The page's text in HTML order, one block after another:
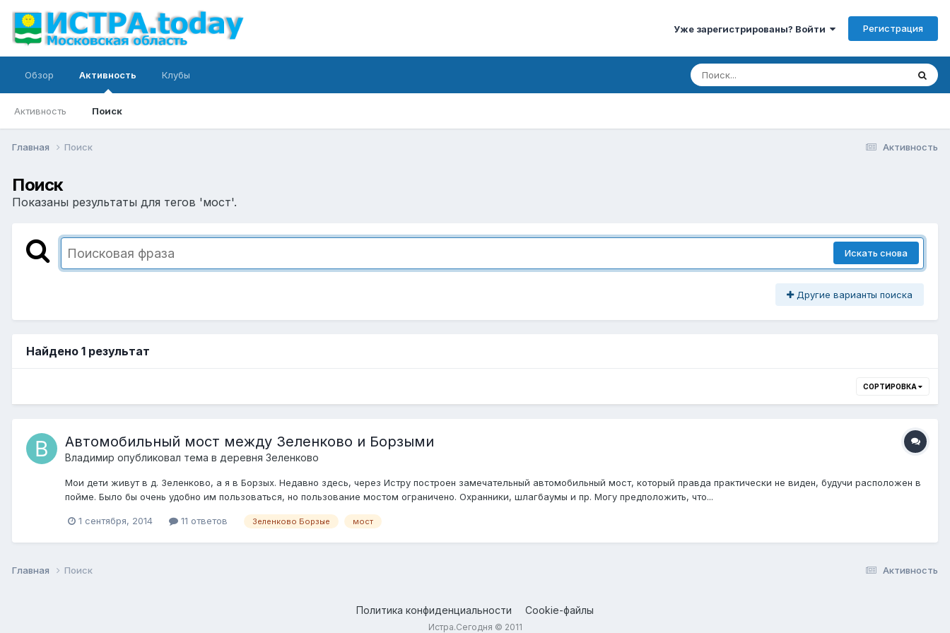
Уже зарегистрированы? Войти Регистрация
Обзор Активность
Активность Поиск
Клубы
Активность
Главная Поиск
Поиск
Показаны результаты для тегов 'мост'.
Искать снова
Другие варианты поиска
Найдено 1 результат
СОРТИРОВКА
Автомобильный мост между Зеленково и Борзыми
Владимир опубликовал тема в деревня Зеленково
Мои дети живут в д. Зеленково, а я в Борзых. Недавно здесь, через Истру построен замечательный автомобильный мост, который правда практически не виден, будучи расположен в
пойме. Было бы очень удобно им пользоваться, но пользование мостом ограничено. Охранники, шлагбаумы и пр. Могу предположить, что...
1 сентября, 2014 11 ответов Зеленково Борзые мост
Активность
Главная Поиск
Политика конфиденциальности Cookie-файлы
Истра.Сегодня © 2011